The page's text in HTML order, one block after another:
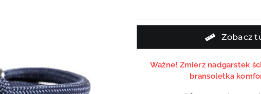
Zobacz
Ważne! Zmierz nadgarstek
bransoletka